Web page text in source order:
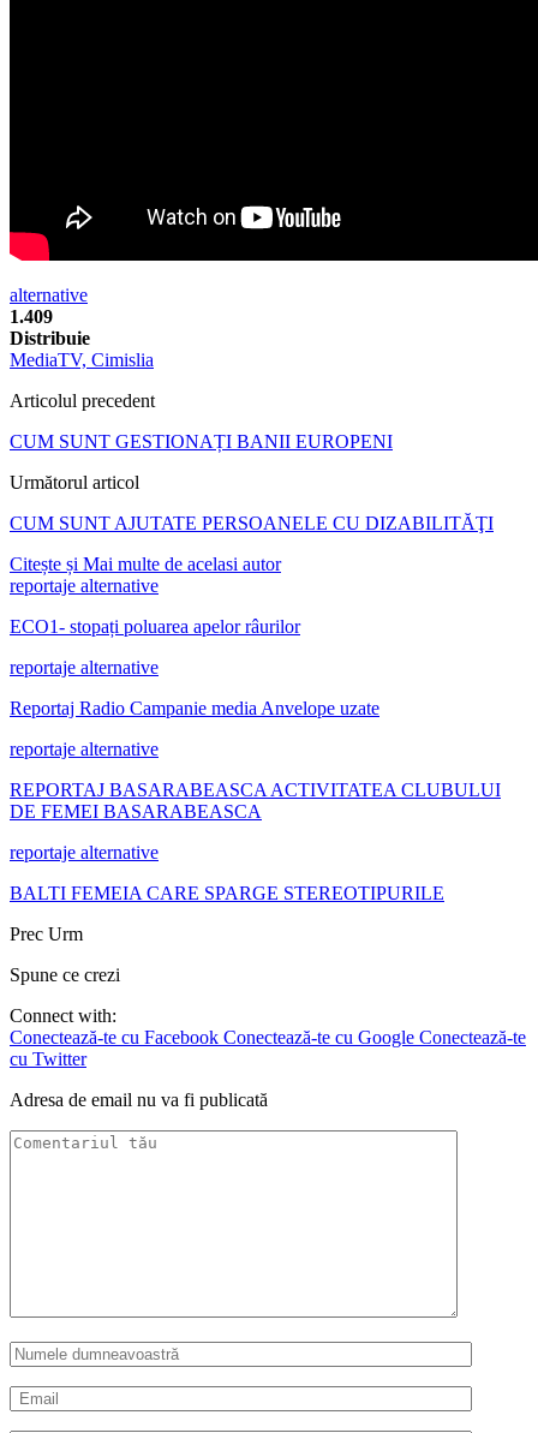
alternative
1.409
Distribuie
MediaTV, Cimislia
Articolul precedent
CUM SUNT GESTIONAȚI BANII EUROPENI
Următorul articol
CUM SUNT AJUTATE PERSOANELE CU DIZABILITĂŢI
Citește și Mai multe de acelasi autor
reportaje alternative
ECO1- stopați poluarea apelor râurilor
reportaje alternative
Reportaj Radio Campanie media Anvelope uzate
reportaje alternative
REPORTAJ BASARABEASCA ACTIVITATEA CLUBULUI
DE FEMEI BASARABEASCA
reportaje alternative
BALTI FEMEIA CARE SPARGE STEREOTIPURILE
Prec Urm
Spune ce crezi
Connect with:
Conectează-te cu Facebook Conectează-te cu Google Conectează-te
cu Twitter
Adresa de email nu va fi publicată